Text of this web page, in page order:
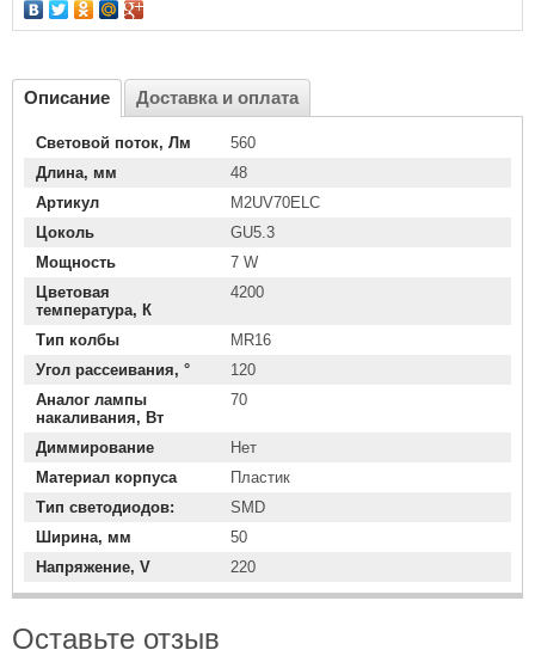
Описание Доставка и оплата
Световой поток, Лм
560
Длина, мм
48
Артикул
M2UV70ELC
Цоколь
GU5.3
Мощность
7 W
Цветовая
температура, К
4200
Тип колбы
MR16
Угол рассеивания, °
120
Аналог лампы
накаливания, Вт
70
Диммирование
Нет
Материал корпуса
Пластик
Тип светодиодов:
SMD
Ширина, мм
50
Напряжение, V
220
Оставьте отзыв